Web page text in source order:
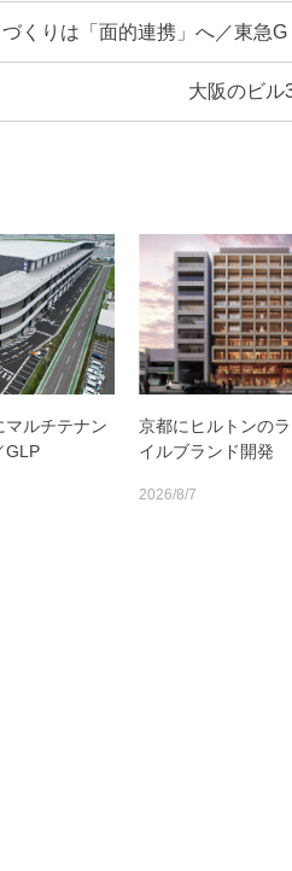
くりは「面的連携」へ／東急G
大阪のビル
マルチテナン
GLP
京都にヒルトンの
イルブランド開発
2026/8/7